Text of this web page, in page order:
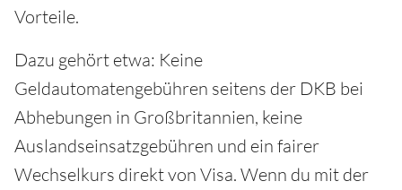
Vorteile.
Dazu gehört etwa: Keine
Geldautomatengebühren seitens der DKB bei
Abhebungen in Großbritannien, keine
Auslandseinsatzgebühren und ein fairer
Wechselkurs direkt von Visa. Wenn du mit der